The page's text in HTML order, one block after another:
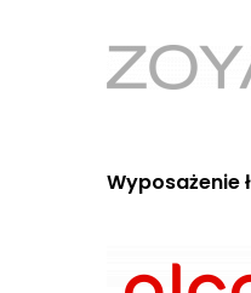
Wyposażenie